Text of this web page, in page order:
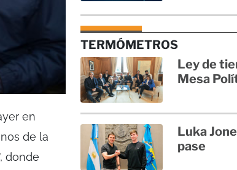
en
de la
donde
TERMÓMETROS
Ley de
Mesa
Luka
pase